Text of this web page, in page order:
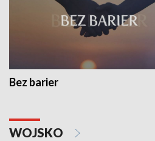
Bez barier
WOJSKO